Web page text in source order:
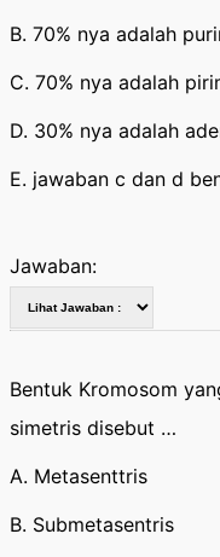
B. 70% nya adalah
C. 70% nya adalah
D. 30% nya adalah
E. jawaban c dan d
Jawaban:
Bentuk Kromosom
simetris disebut …
A. Metasenttris
B. Submetasentris